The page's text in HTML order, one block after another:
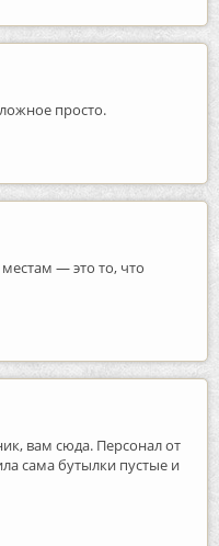
просто.
— это то, что
вам сюда. Персонал от
сама бутылки пустые и